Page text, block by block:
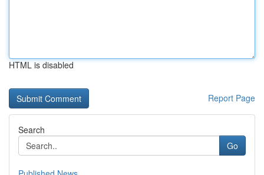
HTML is disabled
Report Page
Search
Go